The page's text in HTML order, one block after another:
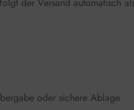
oder sichere Ablage